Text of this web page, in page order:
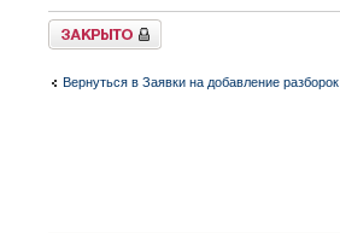
Закрыто
Вернуться в Заявки на добавление разборок